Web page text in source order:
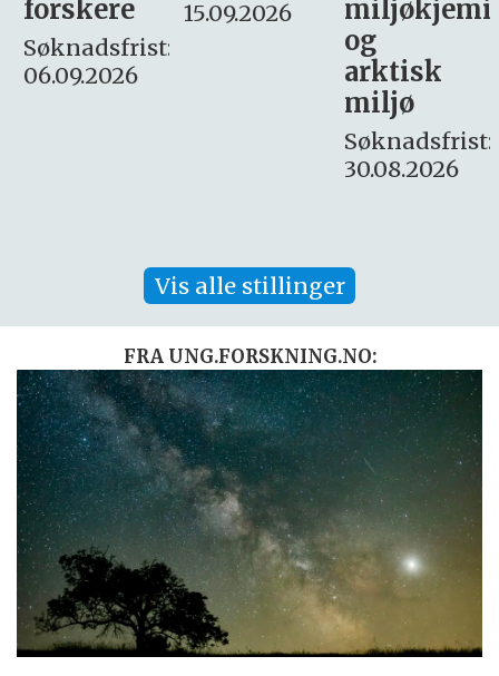
15.09.2026
miljøkjemi
– fast
Søknadsfrist:
16. august.
Vis alle stillinger
FRA UNG.FORSKNING.NO: